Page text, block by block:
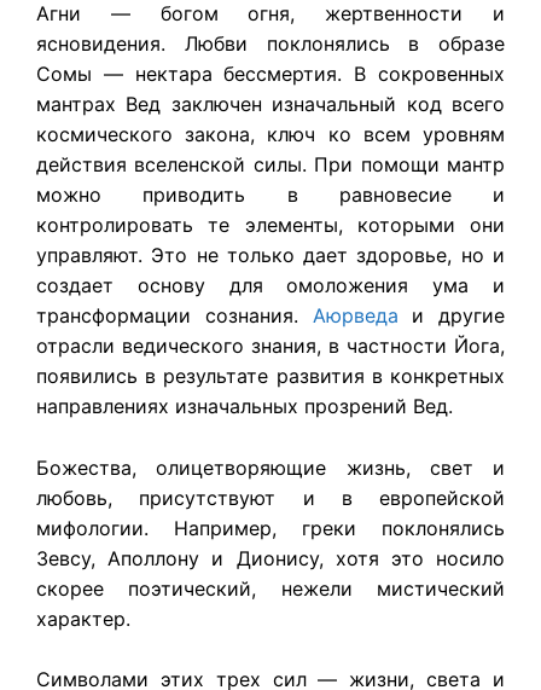
Агни — богом огня, жертвенности и
ясновидения. Любви поклонялись в образе
Сомы — нектара бессмертия. В сокровенных
мантрах Вед заключен изначальный код всего
космического закона, ключ ко всем уровням
действия вселенской силы. При помощи мантр
можно приводить в равновесие и
контролировать те элементы, которыми они
управляют. Это не только дает здоровье, но и
создает основу для омоложения ума и
трансформации сознания. Аюрведа и другие
отрасли ведического знания, в частности Йога,
появились в результате развития в конкретных
направлениях изначальных прозрений Вед.
Божества, олицетворяющие жизнь, свет и
любовь, присутствуют и в европейской
мифологии. Например, греки поклонялись
Зевсу, Аполлону и Дионису, хотя это носило
скорее поэтический, нежели мистический
характер.
Символами этих трех сил — жизни, света и